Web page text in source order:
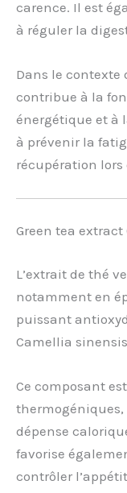
carence. Il est
à réguler la
Dans le contexte
contribue à la
énergétique et à
à prévenir la
récupération lors
Green tea extract
L’extrait de thé
notamment en
puissant
Camellia
Ce composant
thermogéniques,
dépense
favorise
contrôler